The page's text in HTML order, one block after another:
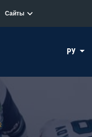
Сайты
РУ